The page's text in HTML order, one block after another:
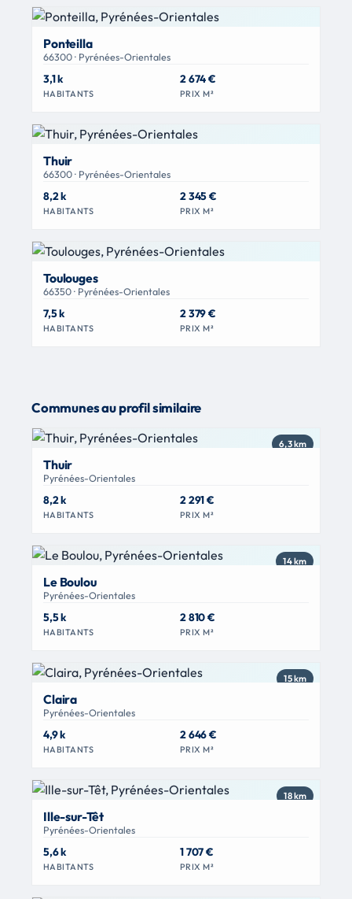
Ponteilla
66300 · Pyrénées-Orientales
3,1 k
HABITANTS
2 674 €
PRIX M²
Thuir
66300 · Pyrénées-Orientales
8,2 k
HABITANTS
2 345 €
PRIX M²
Toulouges
66350 · Pyrénées-Orientales
7,5 k
HABITANTS
2 379 €
PRIX M²
Communes au profil similaire
6,3 km
Thuir
Pyrénées-Orientales
8,2 k
HABITANTS
2 291 €
PRIX M²
14 km
Le Boulou
Pyrénées-Orientales
5,5 k
HABITANTS
2 810 €
PRIX M²
15 km
Claira
Pyrénées-Orientales
4,9 k
HABITANTS
2 646 €
PRIX M²
18 km
Ille-sur-Têt
Pyrénées-Orientales
5,6 k
HABITANTS
1 707 €
PRIX M²